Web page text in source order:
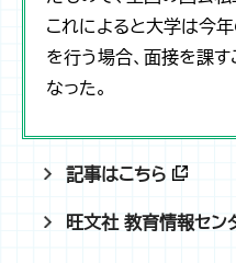
これによると大学は今
を行う場合、面接を課
なった。
記事はこちら
旺文社 教育情報セン